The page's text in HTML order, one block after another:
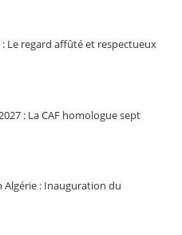
Le regard affûté et respectueux
: La CAF homologue sept
: Inauguration du